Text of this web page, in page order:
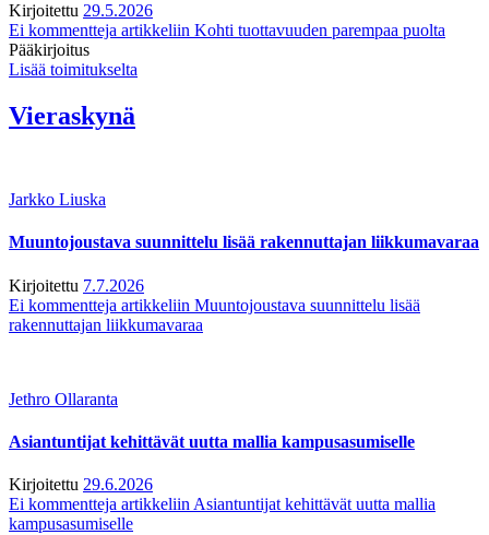
Kirjoitettu 29.5.2026
Ei kommentteja artikkeliin Kohti tuottavuuden parempaa puolta
Pääkirjoitus
Lisää toimitukselta
Vieraskynä
Jarkko Liuska
Muuntojoustava suunnittelu lisää rakennuttajan liikkumavaraa
Kirjoitettu 7.7.2026
Ei kommentteja artikkeliin Muuntojoustava suunnittelu lisää
rakennuttajan liikkumavaraa
Jethro Ollaranta
Asiantuntijat kehittävät uutta mallia kampusasumiselle
Kirjoitettu 29.6.2026
Ei kommentteja artikkeliin Asiantuntijat kehittävät uutta mallia
kampusasumiselle